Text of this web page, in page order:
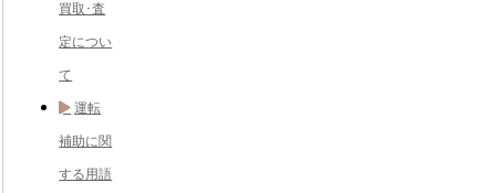
買取･査
定につい
て
運転
補助に関
する用語